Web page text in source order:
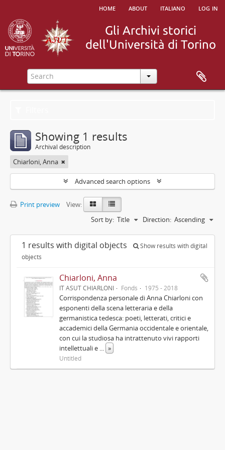
home about italiano log in
Showing 1 results
Archival description
Chiarloni, Anna
Advanced search options
Print preview
View:
Sort by: Title Direction: Ascending
1 results with digital objects
Show results with digital
objects
Chiarloni, Anna
IT ASUT CHIARLONI Fonds 1975 - 2018
Corrispondenza personale di Anna Chiarloni con
esponenti della scena letteraria e della
germanistica tedesca: poeti, letterati, critici e
accademici della Germania occidentale e orientale,
con cui la studiosa ha intrattenuto vivi rapporti
intellettuali e ... »
Untitled